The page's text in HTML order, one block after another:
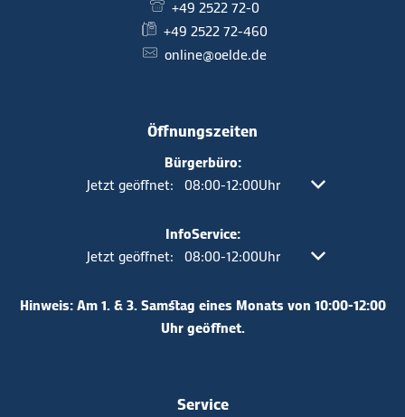
+49 2522 72-0
+49 2522 72-460
online@oelde.de
Öffnungszeiten
Bürgerbüro:
Klicken, um weitere Öffnungs- oder Schließzeiten
Jetzt geöffnet: 08:00-12:00Uhr Von 08:00 bis
InfoService:
Klicken, um weitere Öffnungs- oder Schließzeiten
Jetzt geöffnet: 08:00-12:00Uhr Von 08:00 bis
Hinweis: Am 1. & 3. Samstag eines Monats von 10:00-12:00
Uhr geöffnet.
Service